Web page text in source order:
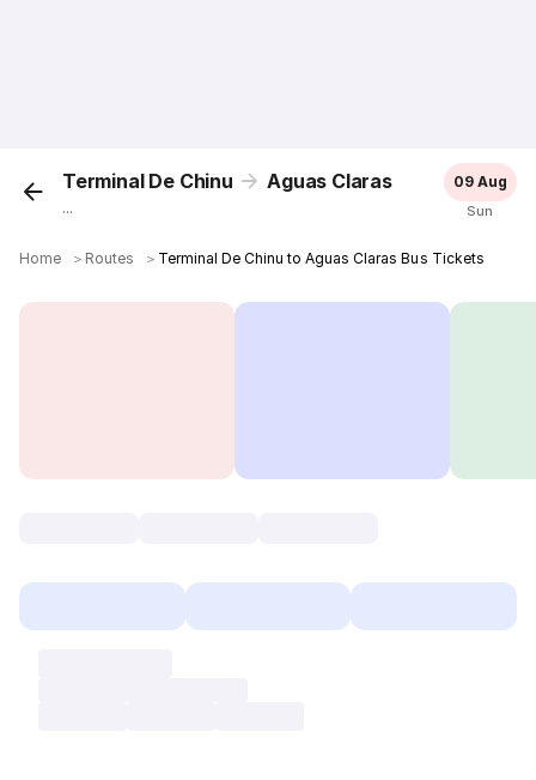
Terminal De Chinu Aguas Claras
...
09 Aug
Sun
Home ＞ Routes ＞ Terminal De Chinu to Aguas Claras Bus Tickets